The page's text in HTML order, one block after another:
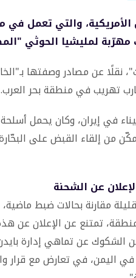
والتي تعمل
مهرّبة لمليشيا الحوثي
نقلًا عن مصادر وصفتها
تهريب في منطقة بحر العرب.
في إيران، وكان يحمل
من إلقاء القبض على
عن الشحنة
مقارنة بحالات ضبط
تمتنع عن الإعلان عن
الشكوك عن تماهي إدارة